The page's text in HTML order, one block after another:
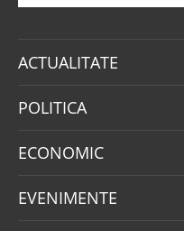
ACTUALITATE
POLITICA
ECONOMIC
EVENIMENTE